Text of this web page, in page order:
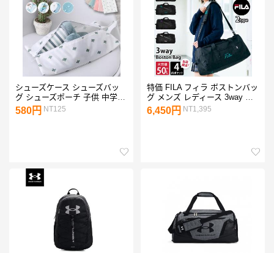
シューズケース シューズバッ
グ シューズポーチ 子供 中学
部活 小学校 靴袋 上履き 防水
撥水 旅行 小物入れ シューズ入
580円 NT125
特価 FILA フィラ ボストンバッ
グ メンズ レディース 3way 大
容量 50L YKK リュック スポー
ツバッグ 修学旅行 林間学校 3
6,450円 NT1,395